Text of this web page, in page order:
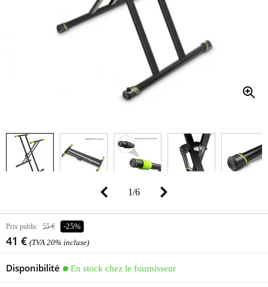
1/6
Prix public 55 € -25%
41 € (TVA 20% incluse)
Disponibilité En stock chez le fournisseur